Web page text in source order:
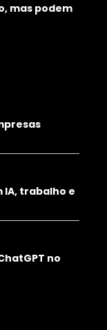
mas podem
IA, trabalho e
no